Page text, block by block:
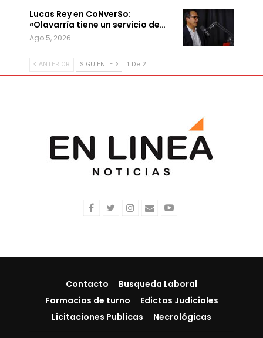
Lucas Rey en CoNverSo:
«Olavarría tiene un servicio de…
Ago 5, 2026
ANTERIOR SIGUIENTE 1 De 2
Contacto
Busqueda Laboral
Farmacias de turno
Edictos Judiciales
Licitaciones Publicas
Necrológicas